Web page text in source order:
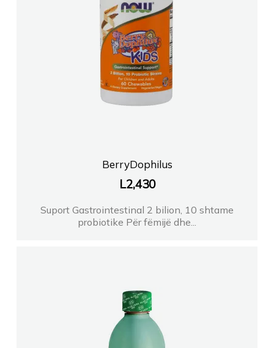
FARMACI SILVI Elbasan
FARMACI INAPHARMA Tirane
FARMACI FARMABLEND 2
FARMACI JONAPHARMASHK
FARMACI KLER Maria Kleri Troplini
BerryDophilus
L2,430
Suport Gastrointestinal 2 bilion, 10 shtame
probiotike Për fëmijë dhe...